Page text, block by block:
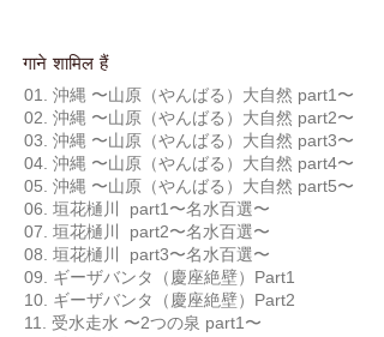
गाने शामिल हैं
01. 沖縄 〜山原（やんばる）大自然 part1〜
02. 沖縄 〜山原（やんばる）大自然 part2〜
03. 沖縄 〜山原（やんばる）大自然 part3〜
04. 沖縄 〜山原（やんばる）大自然 part4〜
05. 沖縄 〜山原（やんばる）大自然 part5〜
06. 垣花樋川 part1〜名水百選〜
07. 垣花樋川 part2〜名水百選〜
08. 垣花樋川 part3〜名水百選〜
09. ギーザバンタ（慶座絶壁）Part1
10. ギーザバンタ（慶座絶壁）Part2
11. 受水走水 〜2つの泉 part1〜